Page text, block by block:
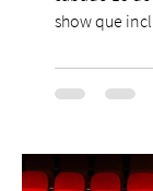
show que
El lunes 10
Preventa
stock).
se da inicio a